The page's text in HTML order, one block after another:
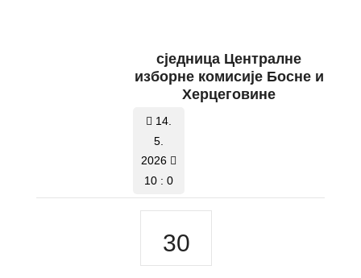
сједницa Централне
изборне комисије Босне и
Херцеговине
14.
5.
2026
10 : 0
30